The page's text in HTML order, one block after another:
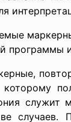
программы
служит